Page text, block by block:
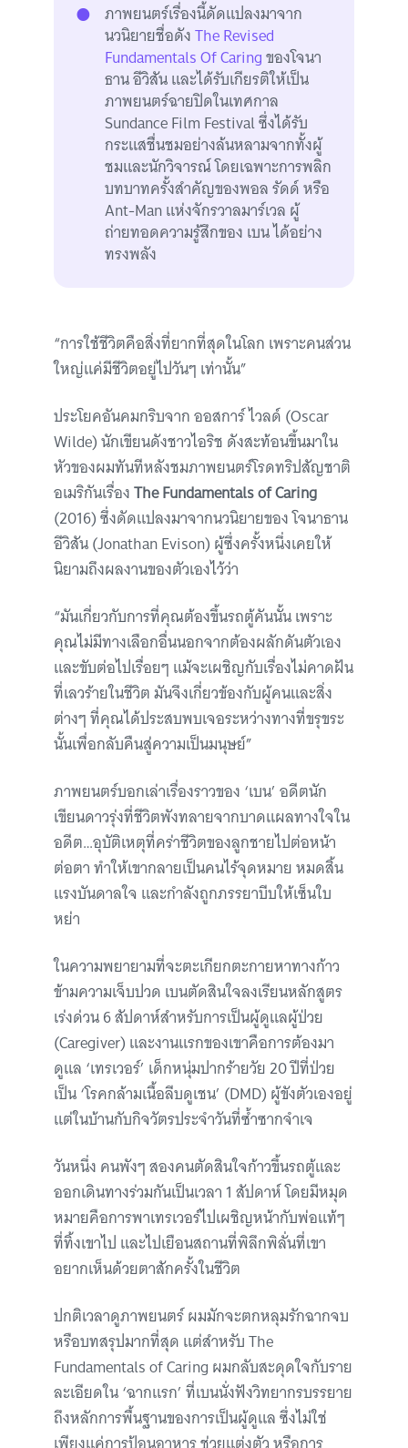
ภาพยนตร์เรื่องนี้ดัดแปลงมาจาก
นวนิยายชื่อดังThe Revised
Fundamentals Of Caringของโจนา
ธาน อีวิสัน และได้รับเกียรติให้เป็น
ภาพยนตร์ฉายปิดในเทศกาล
Sundance Film Festival ซึ่งได้รับ
กระแสชื่นชมอย่างล้นหลามจากทั้งผู้
ชมและนักวิจารณ์ โดยเฉพาะการพลิก
บทบาทครั้งสำคัญของพอล รัดด์ หรือ
Ant-Man แห่งจักรวาลมาร์เวล ผู้
ถ่ายทอดความรู้สึกของ เบน ได้อย่าง
ทรงพลัง
“การใช้ชีวิตคือสิ่งที่ยากที่สุดในโลก เพราะคนส่วน
ใหญ่แค่มีชีวิตอยู่ไปวันๆ เท่านั้น”
ประโยคอันคมกริบจาก ออสการ์ ไวลด์ (Oscar
Wilde) นักเขียนดังชาวไอริช ดังสะท้อนขึ้นมาใน
หัวของผมทันทีหลังชมภาพยนตร์โรดทริปสัญชาติ
อเมริกันเรื่องThe Fundamentals of Caring
(2016) ซึ่งดัดแปลงมาจากนวนิยายของ โจนาธาน
อีวิสัน (Jonathan Evison) ผู้ซึ่งครั้งหนึ่งเคยให้
นิยามถึงผลงานของตัวเองไว้ว่า
“มันเกี่ยวกับการที่คุณต้องขึ้นรถตู้คันนั้น เพราะ
คุณไม่มีทางเลือกอื่นนอกจากต้องผลักดันตัวเอง
และขับต่อไปเรื่อยๆ แม้จะเผชิญกับเรื่องไม่คาดฝัน
ที่เลวร้ายในชีวิต มันจึงเกี่ยวข้องกับผู้คนและสิ่ง
ต่างๆ ที่คุณได้ประสบพบเจอระหว่างทางที่ขรุขระ
นั้นเพื่อกลับคืนสู่ความเป็นมนุษย์”
ภาพยนตร์บอกเล่าเรื่องราวของ ‘เบน’ อดีตนัก
เขียนดาวรุ่งที่ชีวิตพังทลายจากบาดแผลทางใจใน
อดีต…อุบัติเหตุที่คร่าชีวิตของลูกชายไปต่อหน้า
ต่อตา ทำให้เขากลายเป็นคนไร้จุดหมาย หมดสิ้น
แรงบันดาลใจ และกำลังถูกภรรยาบีบให้เซ็นใบ
หย่า
ในความพยายามที่จะตะเกียกตะกายหาทางก้าว
ข้ามความเจ็บปวด เบนตัดสินใจลงเรียนหลักสูตร
เร่งด่วน 6 สัปดาห์สำหรับการเป็นผู้ดูแลผู้ป่วย
(Caregiver) และงานแรกของเขาคือการต้องมา
ดูแล ‘เทรเวอร์’ เด็กหนุ่มปากร้ายวัย 20 ปีที่ป่วย
เป็น ‘โรคกล้ามเนื้อลีบดูเชน’ (DMD) ผู้ขังตัวเองอยู่
แต่ในบ้านกับกิจวัตรประจำวันที่ซ้ำซากจำเจ
วันหนึ่ง คนพังๆ สองคนตัดสินใจก้าวขึ้นรถตู้และ
ออกเดินทางร่วมกันเป็นเวลา 1 สัปดาห์ โดยมีหมุด
หมายคือการพาเทรเวอร์ไปเผชิญหน้ากับพ่อแท้ๆ
ที่ทิ้งเขาไป และไปเยือนสถานที่พิลึกพิลั่นที่เขา
อยากเห็นด้วยตาสักครั้งในชีวิต
ปกติเวลาดูภาพยนตร์ ผมมักจะตกหลุมรักฉากจบ
หรือบทสรุปมากที่สุด แต่สำหรับ The
Fundamentals of Caring ผมกลับสะดุดใจกับราย
ละเอียดใน ‘ฉากแรก’ ที่เบนนั่งฟังวิทยากรบรรยาย
ถึงหลักการพื้นฐานของการเป็นผู้ดูแล ซึ่งไม่ใช่